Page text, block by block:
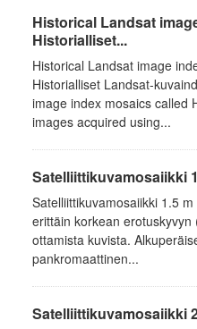
Historical Landsat
Historialliset...
Historical Landsat image
Historialliset Landsat-
image index mosaics called
images acquired using...
Satelliittikuvamosaiikki
Satelliittikuvamosaiikki 1.5
erittäin korkean erotuskyvyn
ottamista kuvista.
pankromaattinen...
Satelliittikuvamosaiikki